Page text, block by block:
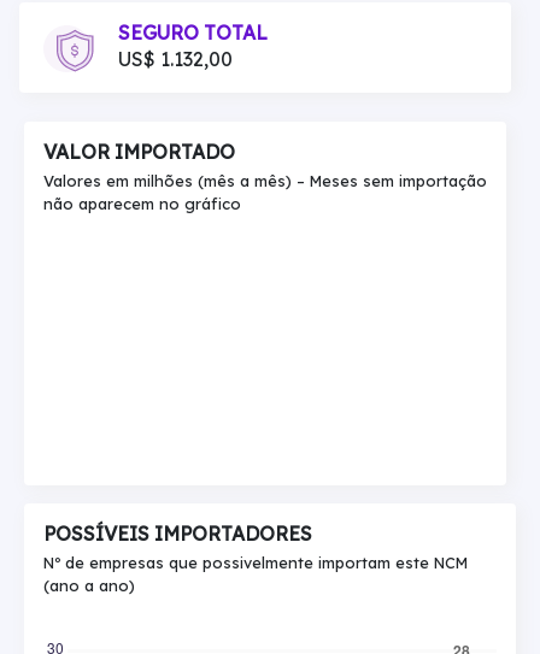
SEGURO TOTAL
US$ 1.132,00
VALOR IMPORTADO
Valores em milhões (mês a mês) – Meses sem importação
não aparecem no gráfico
POSSÍVEIS IMPORTADORES
Nº de empresas que possivelmente importam este NCM
(ano a ano)